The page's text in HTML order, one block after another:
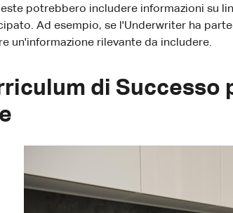
potrebbero includere informazioni su
Ad esempio, se l'Underwriter ha
un'informazione rilevante da includere.
di